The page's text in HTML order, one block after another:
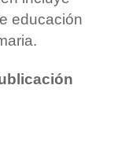
educación